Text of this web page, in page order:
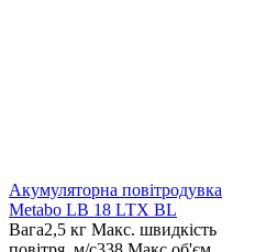
Акумуляторна повітродувка
Metabo LB 18 LTX BL
Вага2,5 кг Макс. швидкість